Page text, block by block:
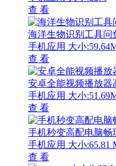
查 看
海洋生物识别工具问
手机应用 大小
查 看
安卓全能视频播放器
手机应用 大小
查 看
手机秒变高配电脑畅
手机应用 大小:65.81
查 看